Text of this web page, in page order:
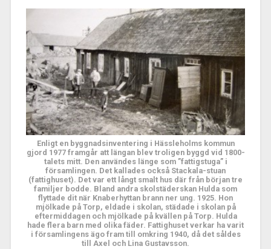
Enligt en byggnadsinventering i Hässleholms kommun
gjord 1977 framgår att längan blev troligen byggd vid 1800-
talets mitt. Den användes länge som ”fattigstuga” i
församlingen. Det kallades också Stackala-stuan
(fattighuset). Det var ett långt smalt hus där från början tre
familjer bodde. Bland andra skolstäderskan Hulda som
flyttade dit när Knaberhyttan brann ner ung. 1925. Hon
mjölkade på Torp, eldade i skolan, städade i skolan på
eftermiddagen och mjölkade på kvällen på Torp. Hulda
hade flera barn med olika fäder. Fattighuset verkar ha varit
i församlingens ägo fram till omkring 1940, då det såldes
till Axel och Lina Gustavsson.